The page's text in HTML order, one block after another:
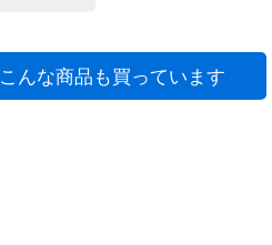
んな商品も買っています